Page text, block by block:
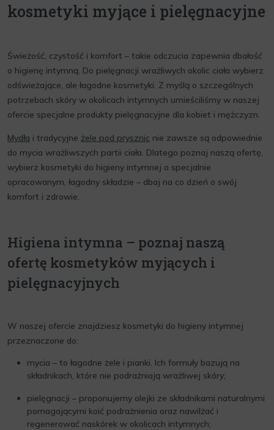
kosmetyki myjące i pielęgnacyjne
Świeżość, czystość i komfort – takie odczucia zapewnia dbałość
o higienę intymną. Do pielęgnacji wrażliwych okolic ciała wybierz
odświeżające, ale łagodne kosmetyki. Z myślą o szczególnych
potrzebach skóry w okolicach intymnych umieściliśmy w naszej
ofercie specjalne produkty pielęgnacyjne dla kobiet i mężczyzn.
Mydła i tradycyjne żele pod prysznic nie zawsze są odpowiednie
do mycia wrażliwszych partii ciała. Dlatego poznaj naszą ofertę,
wybierz kosmetyki do higieny intymnej o specjalnie
opracowanym, łagodny składzie – dbaj na co dzień o swój
komfort i zdrowie.
Higiena intymna – poznaj naszą
ofertę kosmetyków myjących i
pielęgnacyjnych
W naszej ofercie znajdziesz kosmetyki do higieny intymnej
przeznaczone do:
mycia – to łagodne żele i pianki. Ich formuły bazują na
składnikach, które nie podrażniają wrażliwej skóry;
pielęgnacji – proponujemy olejki ze składnikami naturalnymi
pomagającymi koić podrażnienia oraz nawilżać i
regenerować naskórek w okolicach intymnych;